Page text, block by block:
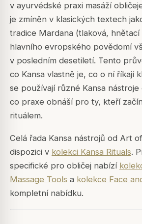
v ayurvédské praxi masáží
je zmíněn v klasických textech
tradice Mardana (tlaková, hnětací
hlavního evropského povědomí
v posledním desetiletí. Tento
co Kansa vlastně je, co o ní říkají
se používají různé Kansa
co praxe obnáší pro ty, kteří
rituálem.
Celá řada Kansa nástrojů od Art
dispozici v kolekci Kansa Rituals.
specifické pro obličej nabízí
Massage Tools a kolekce Face
kompletní nabídku.